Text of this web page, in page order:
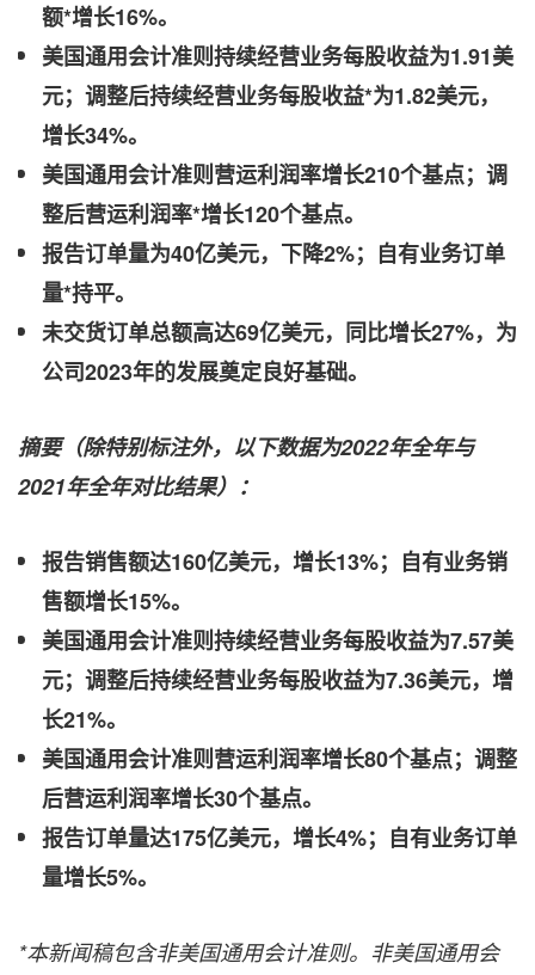
额*增长16%。
美国通用会计准则持续经营业务每股收益为1.91美
元；调整后持续经营业务每股收益*为1.82美元，
增长34%。
美国通用会计准则营运利润率增长210个基点；调
整后营运利润率*增长120个基点。
报告订单量为40亿美元，下降2%；自有业务订单
量*持平。
未交货订单总额高达69亿美元，同比增长27%，为
公司2023年的发展奠定良好基础。
摘要（除特别标注外，以下数据为2022年全年与
2021年全年对比结果）：
报告销售额达160亿美元，增长13%；自有业务销
售额增长15%。
美国通用会计准则持续经营业务每股收益为7.57美
元；调整后持续经营业务每股收益为7.36美元，增
长21%。
美国通用会计准则营运利润率增长80个基点；调整
后营运利润率增长30个基点。
报告订单量达175亿美元，增长4%；自有业务订单
量增长5%。
*本新闻稿包含非美国通用会计准则。非美国通用会